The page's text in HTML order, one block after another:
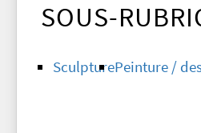
SOUS-
SculpturePeinture /